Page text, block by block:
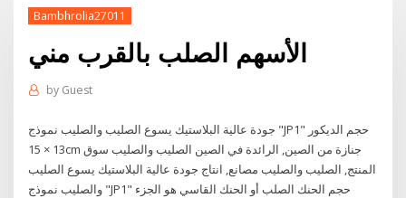
Bambhrolia27011
الأسهم الصلب بالقرب مني
by Guest
جودة عالية البلاستيك يسوع الصليب والصليب نموذج "JP1" حجم الديكور
13 × 15cm جنازة من الصين, الرائدة في الصين الصليب والصليب سوق
المنتج, الصليب والصليب مصانع, انتاج جودة عالية البلاستيك يسوع الصليب
والصليب نموذج "JP1" حجم الحنك الصلب أو الحنك القاسي هو الجزء